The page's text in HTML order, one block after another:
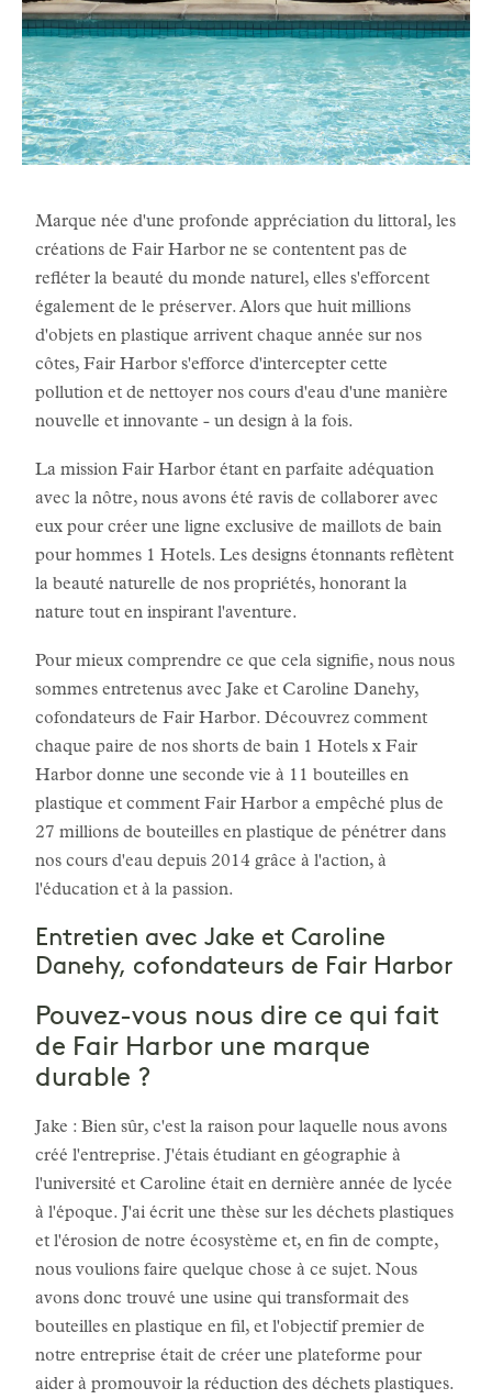
Marque née d'une profonde appréciation du littoral, les
créations de Fair Harbor ne se contentent pas de
refléter la beauté du monde naturel, elles s'efforcent
également de le préserver. Alors que huit millions
d'objets en plastique arrivent chaque année sur nos
côtes, Fair Harbor s'efforce d'intercepter cette
pollution et de nettoyer nos cours d'eau d'une manière
nouvelle et innovante - un design à la fois.
La mission Fair Harbor étant en parfaite adéquation
avec la nôtre, nous avons été ravis de collaborer avec
eux pour créer une ligne exclusive de maillots de bain
pour hommes 1 Hotels. Les designs étonnants reflètent
la beauté naturelle de nos propriétés, honorant la
nature tout en inspirant l'aventure.
Pour mieux comprendre ce que cela signifie, nous nous
sommes entretenus avec Jake et Caroline Danehy,
cofondateurs de Fair Harbor. Découvrez comment
chaque paire de nos shorts de bain 1 Hotels x Fair
Harbor donne une seconde vie à 11 bouteilles en
plastique et comment Fair Harbor a empêché plus de
27 millions de bouteilles en plastique de pénétrer dans
nos cours d'eau depuis 2014 grâce à l'action, à
l'éducation et à la passion.
Entretien avec Jake et Caroline
Danehy, cofondateurs de Fair Harbor
Pouvez-vous nous dire ce qui fait
de Fair Harbor une marque
durable ?
Jake : Bien sûr, c'est la raison pour laquelle nous avons
créé l'entreprise. J'étais étudiant en géographie à
l'université et Caroline était en dernière année de lycée
à l'époque. J'ai écrit une thèse sur les déchets plastiques
et l'érosion de notre écosystème et, en fin de compte,
nous voulions faire quelque chose à ce sujet. Nous
avons donc trouvé une usine qui transformait des
bouteilles en plastique en fil, et l'objectif premier de
notre entreprise était de créer une plateforme pour
aider à promouvoir la réduction des déchets plastiques.